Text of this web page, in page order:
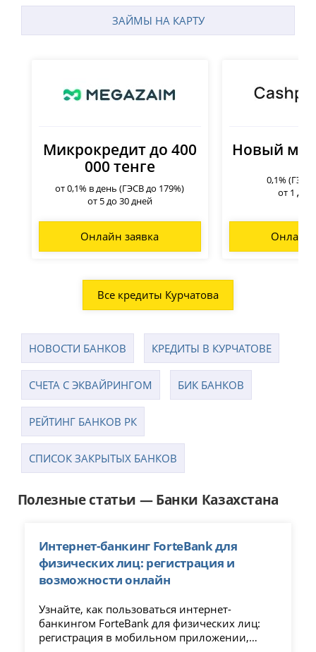
ЗАЙМЫ НА КАРТУ
Микрокредит до 400
000 тенге
от 0,1% в день (ГЭСВ до 179%)
от 5 до 30 дней
Онлайн заявка
Новый
0,1% (ГЭСВ
от 1 до
Онлайн
Все кредиты Курчатова
НОВОСТИ БАНКОВ КРЕДИТЫ В КУРЧАТОВЕ
СЧЕТА С ЭКВАЙРИНГОМ БИК БАНКОВ
РЕЙТИНГ БАНКОВ РК
CПИСОК ЗАКРЫТЫХ БАНКОВ
Полезные статьи — Банки Казахстана
Интернет-банкинг ForteBank для
физических лиц: регистрация и
возможности онлайн
Узнайте, как пользоваться интернет-
банкингом ForteBank для физических лиц:
регистрация в мобильном приложении,